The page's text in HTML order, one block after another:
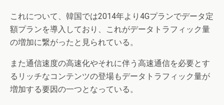
これについて、韓国では2014年より4Gプランでデータ定
額プランを導入しており、これがデータトラフィック量
の増加に繋がったと見られている。
また通信速度の高速化やそれに伴う高速通信を必要とす
るリッチなコンテンツの登場もデータトラフィック量が
増加する要因の一つとなっている。